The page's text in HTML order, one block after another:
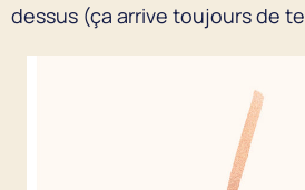
dessus (ça arrive toujours de